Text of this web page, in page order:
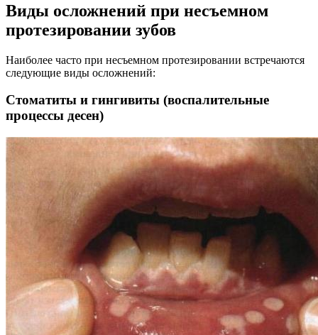
Виды осложнений при несъемном
протезировании зубов
Наиболее часто при несъемном протезировании встречаются
следующие виды осложнений:
Стоматиты и гингивиты (воспалительные
процессы десен)